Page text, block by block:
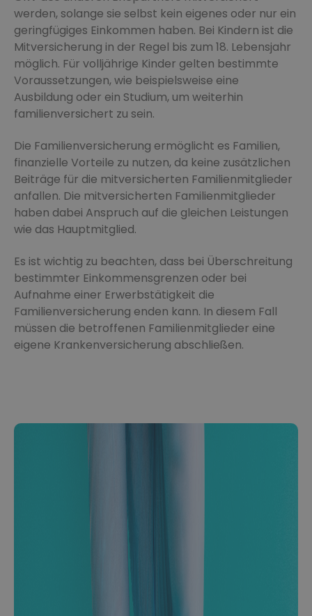
werden, solange sie selbst kein eigenes oder nur ein
geringfügiges Einkommen haben. Bei Kindern ist die
Mitversicherung in der Regel bis zum 18. Lebensjahr
möglich. Für volljährige Kinder gelten bestimmte
Voraussetzungen, wie beispielsweise eine
Ausbildung oder ein Studium, um weiterhin
familienversichert zu sein.
Die Familienversicherung ermöglicht es Familien,
finanzielle Vorteile zu nutzen, da keine zusätzlichen
Beiträge für die mitversicherten Familienmitglieder
anfallen. Die mitversicherten Familienmitglieder
haben dabei Anspruch auf die gleichen Leistungen
wie das Hauptmitglied.
Es ist wichtig zu beachten, dass bei Überschreitung
bestimmter Einkommensgrenzen oder bei
Aufnahme einer Erwerbstätigkeit die
Familienversicherung enden kann. In diesem Fall
müssen die betroffenen Familienmitglieder eine
eigene Krankenversicherung abschließen.